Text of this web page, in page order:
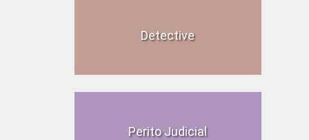
Detective
Perito Judicial